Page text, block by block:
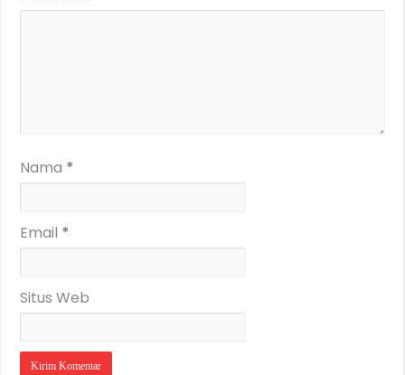
Nama *
Email *
Situs Web